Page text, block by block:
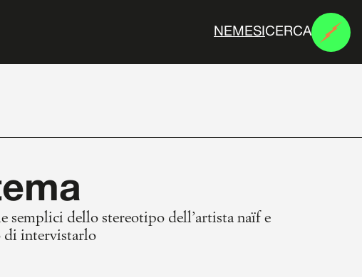
N E M ES CERCA
semplici dello stereotipo dell’artista naïf e
di intervistarlo